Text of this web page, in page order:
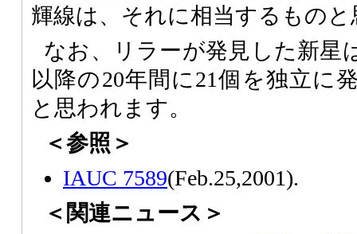
輝線は、それに相当するもの
なお、リラーが発見した新星
以降の20年間に21個を独立に
と思われます。
＜参照＞
IAUC 7589(Feb.25,2001).
＜関連ニュース＞